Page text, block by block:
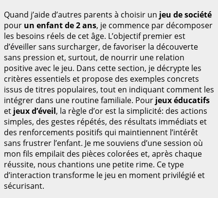
Quand j’aide d’autres parents à choisir un jeu de société
pour un enfant de 2 ans, je commence par décomposer
les besoins réels de cet âge. L’objectif premier est
d’éveiller sans surcharger, de favoriser la découverte
sans pression et, surtout, de nourrir une relation
positive avec le jeu. Dans cette section, je décrypte les
critères essentiels et propose des exemples concrets
issus de titres populaires, tout en indiquant comment les
intégrer dans une routine familiale. Pour jeux éducatifs
et jeux d’éveil, la règle d’or est la simplicité: des actions
simples, des gestes répétés, des résultats immédiats et
des renforcements positifs qui maintiennent l’intérêt
sans frustrer l’enfant. Je me souviens d’une session où
mon fils empilait des pièces colorées et, après chaque
réussite, nous chantions une petite rime. Ce type
d’interaction transforme le jeu en moment privilégié et
sécurisant.